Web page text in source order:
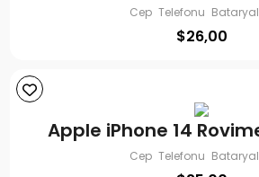
Cep Telefonu
$26,00
Apple iPhone 14
Cep Telefonu